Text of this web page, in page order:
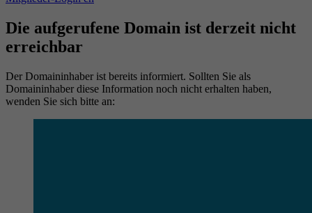
Die aufgerufene Domain ist derzeit nicht
erreichbar
Der Domaininhaber ist bereits informiert. Sollten Sie als
Domaininhaber diese Information noch nicht erhalten haben,
wenden Sie sich bitte an: